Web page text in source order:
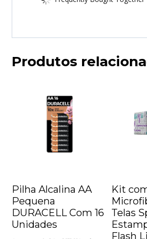
Produtos
Pilha Alcalina AA
Pequena
DURACELL Com 16
Unidades
Kit
Telas
Flash